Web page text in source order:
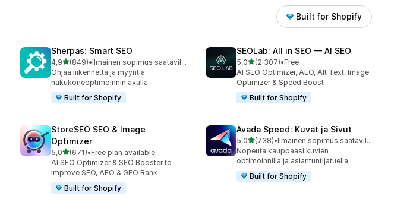
Built for Shopify
Sherpas: Smart SEO
4,9/ 5 tähteä
(849)
849 arvostelua yhteensä
•
Ilmainen sopimus saatavilla
Ohjaa liikennettä ja myyntiä
hakukoneoptimoinnin avulla.
Built for Shopify
SEOLab: All in SEO — AI SEO
5,0/ 5 tähteä
(2 307)
2307 arvostelua yhteensä
•Free
AI SEO Optimizer, AEO, Alt Text, Image
Optimizer & Speed Boost
Built for Shopify
StoreSEO SEO & Image
Optimizer
5,0/ 5 tähteä
(671)
671 arvostelua yhteensä
•Free plan available
AI SEO Optimizer & SEO Booster to
Improve SEO, AEO & GEO Rank
Built for Shopify
Avada Speed: Kuvat ja Sivut
5,0/ 5 tähteä
(738)
738 arvostelua yhteensä
•
Ilmainen sopimus saatavilla
Nopeuta kauppaasi kuvien
optimoinnilla ja asiantuntijatuella
Built for Shopify